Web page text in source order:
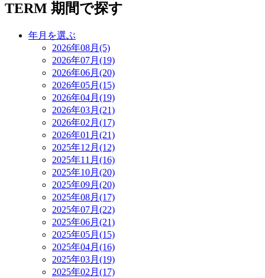
TERM 期間で探す
年月を選ぶ
2026年08月(5)
2026年07月(19)
2026年06月(20)
2026年05月(15)
2026年04月(19)
2026年03月(21)
2026年02月(17)
2026年01月(21)
2025年12月(12)
2025年11月(16)
2025年10月(20)
2025年09月(20)
2025年08月(17)
2025年07月(22)
2025年06月(21)
2025年05月(15)
2025年04月(16)
2025年03月(19)
2025年02月(17)